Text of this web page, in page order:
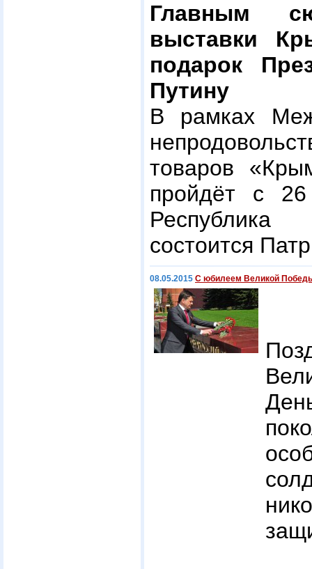
Главным
выставки
подарок
Путину
В рамках
товаров
пройдёт с
состоится
08.05.2015 С юбилеем Великой